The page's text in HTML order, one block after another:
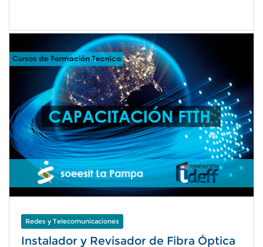
Redes y Telecomunicaciones
Instalador y Revisador de Fibra Óptica